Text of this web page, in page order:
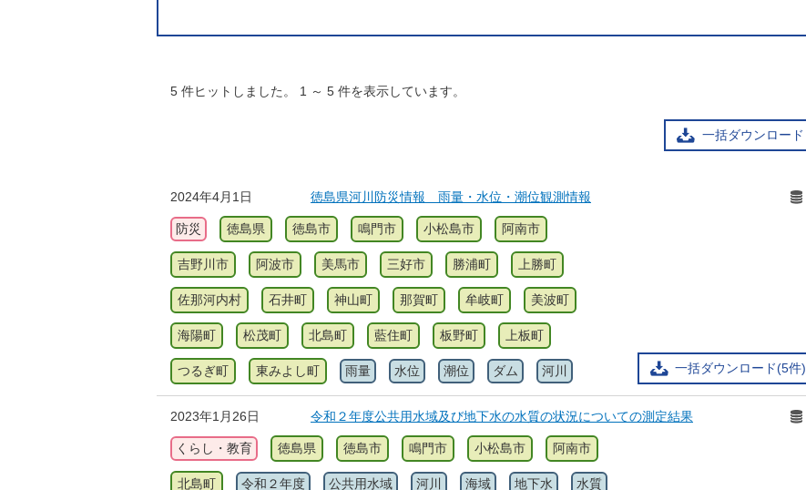
5 件ヒットしました。 1 ～ 5 件を表示しています。
一括ダウンロード
2024年4月1日 徳島県河川防災情報 雨量・水位・潮位観測情報
一括ダウンロード(5件)
防災 徳島県 徳島市 鳴門市 小松島市 阿南市
吉野川市 阿波市 美馬市 三好市 勝浦町 上勝町
佐那河内村 石井町 神山町 那賀町 牟岐町 美波町
海陽町 松茂町 北島町 藍住町 板野町 上板町
つるぎ町 東みよし町 雨量 水位 潮位 ダム 河川
2023年1月26日 令和２年度公共用水域及び地下水の水質の状況についての測定結果
くらし・教育 徳島県 徳島市 鳴門市 小松島市 阿南市
北島町 令和２年度 公共用水域 河川 海域 地下水 水質